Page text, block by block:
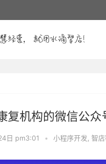
复机构的微信公
日 pm3:01 • 小程序开发, 智